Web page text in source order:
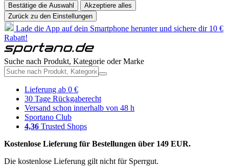
Bestätige die Auswahl
Akzeptiere alles
Zurück zu den Einstellungen
Lade die App auf dein Smartphone herunter und sichere dir 10 €
Rabatt!
Suche nach Produkt, Kategorie oder Marke
Lieferung ab 0 €
30 Tage Rückgaberecht
Versand schon innerhalb von 48 h
Sportano Club
4,36 Trusted Shops
Kostenlose Lieferung für Bestellungen über 149 EUR.
Die kostenlose Lieferung gilt nicht für Sperrgut.